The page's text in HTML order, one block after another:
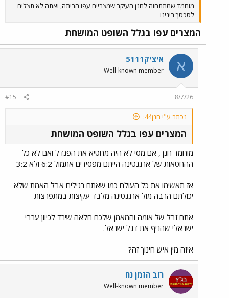
מוחמד שמתתחזה לחנן העיקר שמצריים עפו הביתה, ואתה לא תצליח
לסכסך בינינו
המצרים עפו בגלל השופט המושחת
א איציק5111
Well-known member
8/7/26
#15
נכתב ע"י חנן44:
המצרים עפו בגלל השופט המושחת
מוחמד חנן , אם מסי לא היה מחטיא את הפנדל ואם לא כל
ההחטאות של ארגנטינה הייתם מפסידים אתמול 6:2 ולא 3:2
אז תאשימו את כל העולם כמו שאתם רגילים אבל האמת שלא
יכולתם הרבה מול ארגנטינה מלבד עקיצות במתפרצות
אתם זבל של אומה והמאמן שלכם חלאה שירד לכיוון ערבי
ישראלי שהניף את דגל ישראל.
איזה מין איש חינוך זה?
רוב הזמן נח
Well-known member